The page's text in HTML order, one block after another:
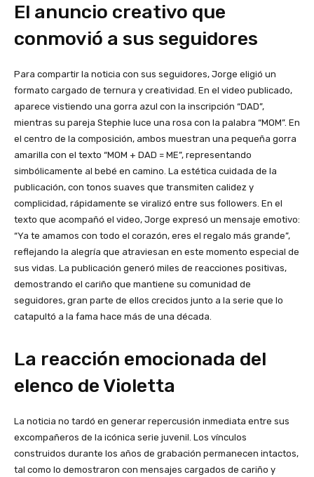
El anuncio creativo que
conmovió a sus seguidores
Para compartir la noticia con sus seguidores, Jorge eligió un
formato cargado de ternura y creatividad. En el video publicado,
aparece vistiendo una gorra azul con la inscripción “DAD”,
mientras su pareja Stephie luce una rosa con la palabra “MOM”. En
el centro de la composición, ambos muestran una pequeña gorra
amarilla con el texto “MOM + DAD = ME”, representando
simbólicamente al bebé en camino. La estética cuidada de la
publicación, con tonos suaves que transmiten calidez y
complicidad, rápidamente se viralizó entre sus followers. En el
texto que acompañó el video, Jorge expresó un mensaje emotivo:
“Ya te amamos con todo el corazón, eres el regalo más grande”,
reflejando la alegría que atraviesan en este momento especial de
sus vidas. La publicación generó miles de reacciones positivas,
demostrando el cariño que mantiene su comunidad de
seguidores, gran parte de ellos crecidos junto a la serie que lo
catapultó a la fama hace más de una década.
La reacción emocionada del
elenco de Violetta
La noticia no tardó en generar repercusión inmediata entre sus
excompañeros de la icónica serie juvenil. Los vínculos
construidos durante los años de grabación permanecen intactos,
tal como lo demostraron con mensajes cargados de cariño y